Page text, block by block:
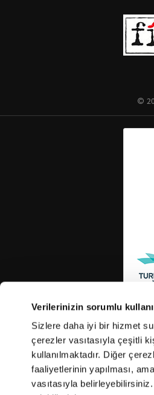
Verilerinizin sorumlu
Sizlere daha iyi bir hizmet
çerezler vasıtasıyla çeşitli
kullanılmaktadır. Diğer
faaliyetlerinin yapılması,
vasıtasıyla